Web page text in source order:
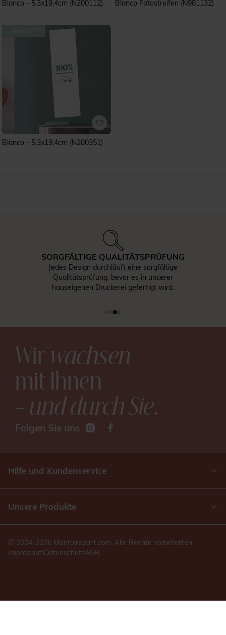
Blanco - 5,3x19,4cm (N200112) Blanco Fotostreifen (N981132)
Blanco - 5,3x19,4cm (N200351)
SORGFÄLTIGE QUALITÄTSPRÜFUNG
Jedes Design durchläuft eine sorgfältige
Qualitätsprüfung, bevor es in unserer
hauseigenen Druckerei gefertigt wird.
Wirwachsen
mit Ihnen
– und durch Sie.
Folgen Sie uns
Hilfe und Kundenservice
Unsere Produkte
© 2004-2026 Monfairepart.com. Alle Rechte vorbehalten.
ImpressumDatenschutzAGB